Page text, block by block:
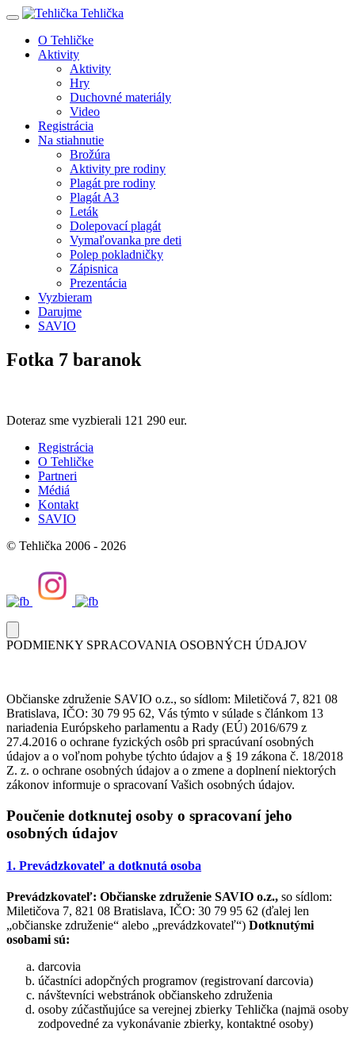
Tehlička
O Tehličke
Aktivity
Aktivity
Hry
Duchovné materiály
Video
Registrácia
Na stiahnutie
Brožúra
Aktivity pre rodiny
Plagát pre rodiny
Plagát A3
Leták
Dolepovací plagát
Vymaľovanka pre deti
Polep pokladničky
Zápisnica
Prezentácia
Vyzbieram
Darujme
SAVIO
Fotka 7 baranok
Doteraz sme vyzbierali 121 290 eur.
Registrácia
O Tehličke
Partneri
Médiá
Kontakt
SAVIO
© Tehlička 2006 - 2026
PODMIENKY SPRACOVANIA OSOBNÝCH ÚDAJOV
Občianske združenie SAVIO o.z., so sídlom: Miletičová 7, 821 08
Bratislava, IČO: 30 79 95 62, Vás týmto v súlade s článkom 13
nariadenia Európskeho parlamentu a Rady (EÚ) 2016/679 z
27.4.2016 o ochrane fyzických osôb pri spracúvaní osobných
údajov a o voľnom pohybe týchto údajov a § 19 zákona č. 18/2018
Z. z. o ochrane osobných údajov a o zmene a doplnení niektorých
zákonov informuje o spracovaní Vašich osobných údajov.
Poučenie dotknutej osoby o spracovaní jeho
osobných údajov
1. Prevádzkovateľ a dotknutá osoba
Prevádzkovateľ: Občianske združenie SAVIO o.z., so sídlom:
Miletičova 7, 821 08 Bratislava, IČO: 30 79 95 62 (ďalej len
„občianske združenie“ alebo „prevádzkovateľ“) Dotknutými
osobami sú:
darcovia
účastníci adopčných programov (registrovaní darcovia)
návštevníci webstránok občianskeho združenia
osoby zúčastňujúce sa verejnej zbierky Tehlička (najmä osoby
zodpovedné za vykonávanie zbierky, kontaktné osoby)